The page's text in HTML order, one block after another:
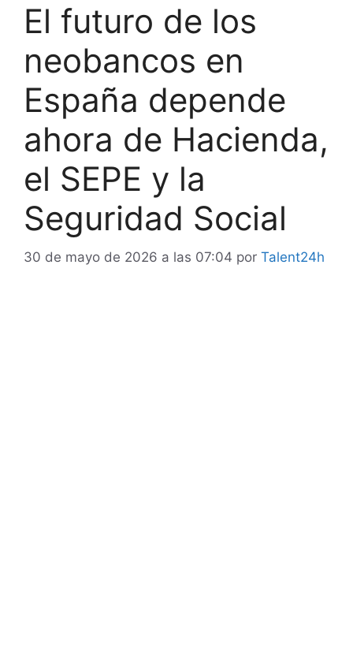
El futuro de los
neobancos en
España depende
ahora de Hacienda,
el SEPE y la
Seguridad Social
30 de mayo de 2026 a las 07:04 por Talent24h